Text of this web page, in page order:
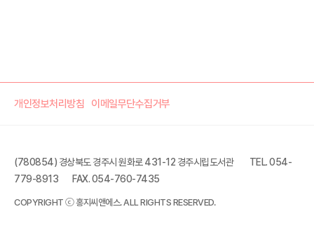
개인정보처리방침 이메일무단수집거부
(780854) 경상북도 경주시 원화로 431-12 경주시립도서관
TEL. 054-
779-8913
FAX. 054-760-7435
COPYRIGHT ⓒ 홍지씨앤에스. ALL RIGHTS RESERVED.